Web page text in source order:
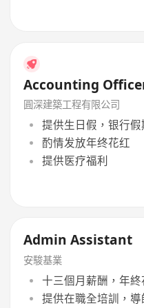
Accounting
圓深建築工程有限公司
提供生日假，银行
酌情发放年终花红
提供医疗福利
Admin Assistant
安駿基業
十三個月薪酬，年終
提供在職全培訓，導